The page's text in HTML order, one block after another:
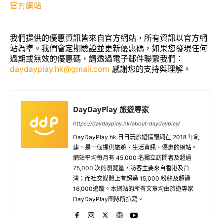
官方網站
我們提供的優惠資訊皆來自官方網站，所有資訊以官方網
站為準。我們會定期驗證並更新優惠碼，如果您發現任何
過期或無效的優惠碼，請透過電子郵件聯繫我們：
daydayplay.hk@gmail.com 感謝您的支持與理解。
DayDayPlay 旅遊專家
https://daydayplay.hk/about-daydayplay/
DayDayPlay.hk 日日玩旅遊情報網在 2018 年創
建，是一個提供旅遊、生活資訊、優惠的網站。
網站平均每月有 45,000 名獨立訪問者及超過
75,000 次的瀏覽量，訪客主要來自香港及台
灣；而社交媒體上有超過 15,000 粉絲及超過
16,000追蹤。本網站的所有文章均由旅遊專家
DayDayPlay團隊所撰寫。